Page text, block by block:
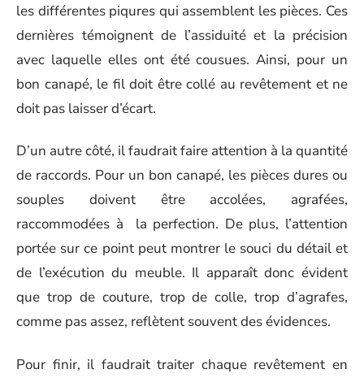
les différentes piqures qui assemblent les pièces. Ces
dernières témoignent de l’assiduité et la précision
avec laquelle elles ont été cousues. Ainsi, pour un
bon canapé, le fil doit être collé au revêtement et ne
doit pas laisser d’écart.
D’un autre côté, il faudrait faire attention à la quantité
de raccords. Pour un bon canapé, les pièces dures ou
souples doivent être accolées, agrafées,
raccommodées à la perfection. De plus, l’attention
portée sur ce point peut montrer le souci du détail et
de l’exécution du meuble. Il apparaît donc évident
que trop de couture, trop de colle, trop d’agrafes,
comme pas assez, reflètent souvent des évidences.
Pour finir, il faudrait traiter chaque revêtement en